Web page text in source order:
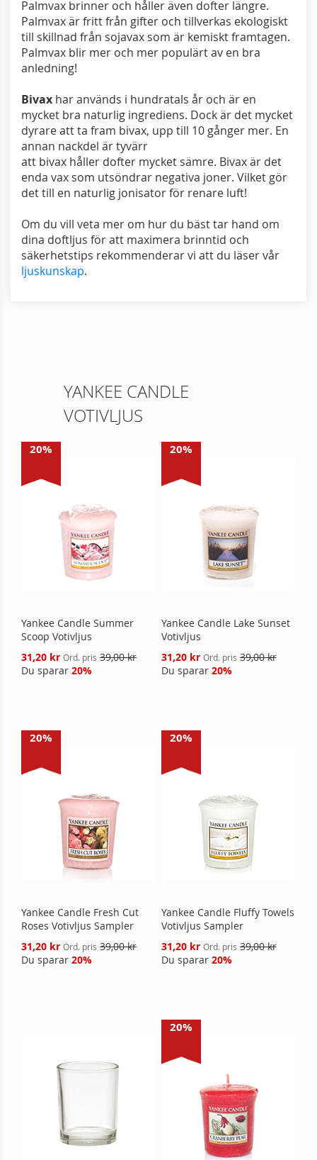
Palmvax brinner och håller även dofter längre.
Palmvax är fritt från gifter och tillverkas ekologiskt
till skillnad från sojavax som är kemiskt framtagen.
Palmvax blir mer och mer populärt av en bra
anledning!
Bivax har används i hundratals år och är en
mycket bra naturlig ingrediens. Dock är det mycket
dyrare att ta fram bivax, upp till 10 gånger mer. En
annan nackdel är tyvärr
att bivax håller dofter mycket sämre. Bivax är det
enda vax som utsöndrar negativa joner. Vilket gör
det till en naturlig jonisator för renare luft!
Om du vill veta mer om hur du bäst tar hand om
dina doftljus för att maximera brinntid och
säkerhetstips rekommenderar vi att du läser vår
ljuskunskap.
YANKEE CANDLE
VOTIVLJUS
20%
Yankee Candle Summer
Scoop Votivljus
Reducerat
pris
31,20 kr Ord. pris 39,00 kr
Du sparar 20%
20%
Yankee Candle Lake Sunset
Votivljus
Reducerat
pris
31,20 kr Ord. pris 39,00 kr
Du sparar 20%
20%
Yankee Candle Fresh Cut
Roses Votivljus Sampler
Reducerat
pris
31,20 kr Ord. pris 39,00 kr
Du sparar 20%
20%
Yankee Candle Fluffy Towels
Votivljus Sampler
Reducerat
pris
31,20 kr Ord. pris 39,00 kr
Du sparar 20%
20%